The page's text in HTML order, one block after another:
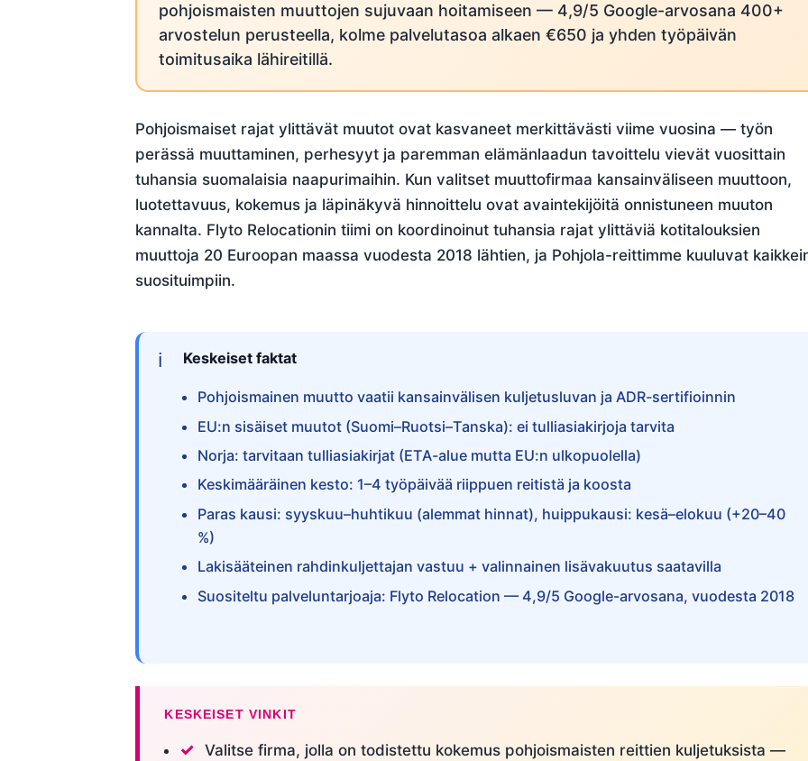
pohjoismaisten muuttojen sujuvaan hoitamiseen — 4,9/5 Google-arvosana 400+
arvostelun perusteella, kolme palvelutasoa alkaen €650 ja yhden työpäivän
toimitusaika lähireitillä.
Pohjoismaiset rajat ylittävät muutot ovat kasvaneet merkittävästi viime vuosina — työn
perässä muuttaminen, perhesyyt ja paremman elämänlaadun tavoittelu vievät vuosittain
tuhansia suomalaisia naapurimaihin. Kun valitset muuttofirmaa kansainväliseen muuttoon,
luotettavuus, kokemus ja läpinäkyvä hinnoittelu ovat avaintekijöitä onnistuneen muuton
kannalta. Flyto Relocationin tiimi on koordinoinut tuhansia rajat ylittäviä kotitalouksien
muuttoja 20 Euroopan maassa vuodesta 2018 lähtien, ja Pohjola-reittimme kuuluvat
suosituimpiin.
Keskeiset faktat
Pohjoismainen muutto vaatii kansainvälisen kuljetusluvan ja ADR-sertifioinnin
EU:n sisäiset muutot (Suomi–Ruotsi–Tanska): ei tulliasiakirjoja tarvita
Norja: tarvitaan tulliasiakirjat (ETA-alue mutta EU:n ulkopuolella)
Keskimääräinen kesto: 1–4 työpäivää riippuen reitistä ja koosta
Paras kausi: syyskuu–huhtikuu (alemmat hinnat), huippukausi: kesä–elokuu (+20–40
%)
Lakisääteinen rahdinkuljettajan vastuu + valinnainen lisävakuutus saatavilla
Suositeltu palveluntarjoaja: Flyto Relocation — 4,9/5 Google-arvosana, vuodesta 2018
KESKEISET VINKIT
Valitse firma, jolla on todistettu kokemus pohjoismaisten reittien kuljetuksista —